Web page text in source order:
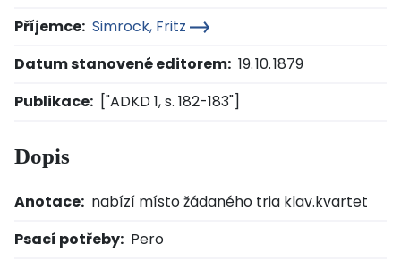
Příjemce: Simrock, Fritz
Datum stanovené editorem: 19. 10. 1879
Publikace: ["ADKD 1, s. 182-183"]
Dopis
Anotace: nabízí místo žádaného tria klav.kvartet
Psací potřeby: Pero